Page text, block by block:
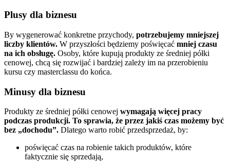
Plusy dla biznesu
By wygenerować konkretne przychody, potrzebujemy mniejszej
liczby klientów. W przyszłości będziemy poświęcać mniej czasu
na ich obsługę. Osoby, które kupują produkty ze średniej półki
cenowej, chcą się rozwijać i bardziej zależy im na przerobieniu
kursu czy masterclassu do końca.
Minusy dla biznesu
Produkty ze średniej półki cenowej wymagają więcej pracy
podczas produkcji. To sprawia, że przez jakiś czas możemy być
bez „dochodu”. Dlatego warto robić przedsprzedaż, by:
poświęcać czas na robienie takich produktów, które
faktycznie się sprzedają,